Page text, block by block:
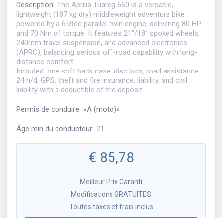
Description: The Aprilia Tuareg 660 is a versatile,
lightweight (187 kg dry) middleweight adventure bike
powered by a 659cc parallel-twin engine, delivering 80 HP
and 70 Nm of torque. It features 21"/18" spoked wheels,
240mm travel suspension, and advanced electronics
(APRC), balancing serious off-road capability with long-
distance comfort.
Included: one soft back case, disc lock, road assistance
24 h/d, GPS, theft and fire insurance, liability, and civil
liability with a deductible of the deposit.
Permis de conduire: «A (moto)»
Âge min du conducteur: 21
€ 85,78
Meilleur Prix Garanti
Modifications GRATUITES
Toutes taxes et frais inclus